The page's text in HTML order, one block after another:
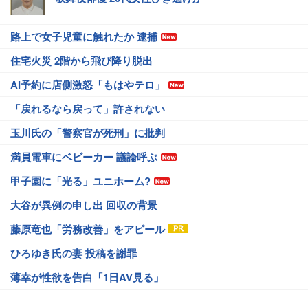
路上で女子児童に触れたか 逮捕
住宅火災 2階から飛び降り脱出
AI予約に店側激怒「もはやテロ」
「戻れるなら戻って」許されない
玉川氏の「警察官が死刑」に批判
満員電車にベビーカー 議論呼ぶ
甲子園に「光る」ユニホーム?
大谷が異例の申し出 回収の背景
藤原竜也「労務改善」をアピール
ひろゆき氏の妻 投稿を謝罪
薄幸が性欲を告白「1日AV見る」